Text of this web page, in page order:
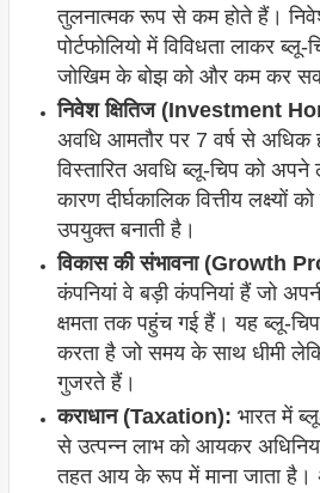
तुलनात्मक रूप से कम होते हैं।
पोर्टफोलियो में विविधता लाकर
जोखिम के बोझ को और कम कर
निवेश क्षितिज (Investment
अवधि आमतौर पर 7 वर्ष से अधिक
विस्तारित अवधि ब्लू-चिप को अपने
कारण दीर्घकालिक वित्तीय लक्ष्यों
उपयुक्त बनाती है।
विकास की संभावना (Growth
कंपनियां वे बड़ी कंपनियां हैं जो
क्षमता तक पहुंच गई हैं। यह ब्लू-चिप
करता है जो समय के साथ धीमी
गुजरते हैं।
कराधान (Taxation): भारत में
से उत्पन्न लाभ को आयकर
तहत आय के रूप में माना जाता है।